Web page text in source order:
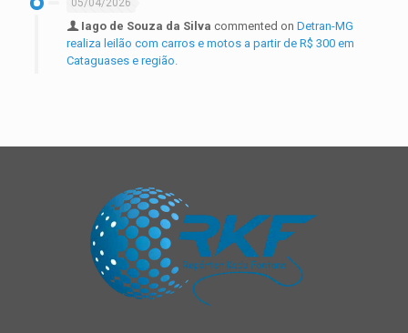
Iago de Souza da Silva commented on Detran-MG
realiza leilão com carros e motos a partir de R$ 300 em
Cataguases e região.